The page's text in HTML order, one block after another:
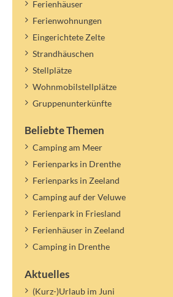
Ferienhäuser
Ferienwohnungen
Eingerichtete Zelte
Strandhäuschen
Stellplätze
Wohnmobilstellplätze
Gruppenunterkünfte
Beliebte Themen
Camping am Meer
Ferienparks in Drenthe
Ferienparks in Zeeland
Camping auf der Veluwe
Ferienpark in Friesland
Ferienhäuser in Zeeland
Camping in Drenthe
Aktuelles
(Kurz-)Urlaub im Juni